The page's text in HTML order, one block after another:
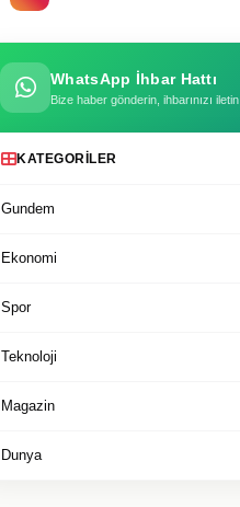
WhatsApp İhbar Hattı
Bize haber gönderin, ihbarınızı iletin
KATEGORILER
Gundem
Ekonomi
Spor
Teknoloji
Magazin
Dunya